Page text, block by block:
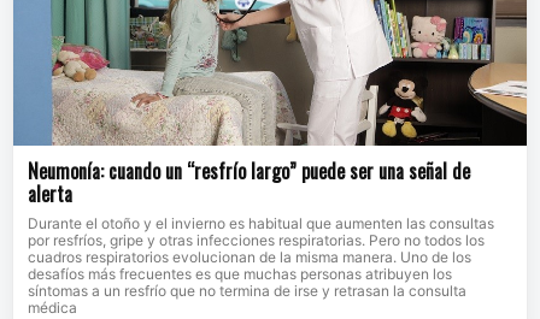
Neumonía: cuando un “resfrío largo” puede ser una señal de
alerta
Durante el otoño y el invierno es habitual que aumenten las consultas
por resfríos, gripe y otras infecciones respiratorias. Pero no todos los
cuadros respiratorios evolucionan de la misma manera. Uno de los
desafíos más frecuentes es que muchas personas atribuyen los
síntomas a un resfrío que no termina de irse y retrasan la consulta
médica